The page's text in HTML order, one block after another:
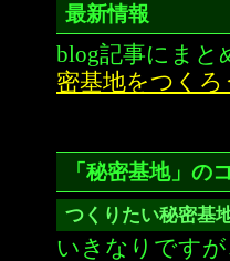
最新情報
blog記事にまと
密基地をつくろ
「秘密基地」の
つくりたい秘密基
いきなりです